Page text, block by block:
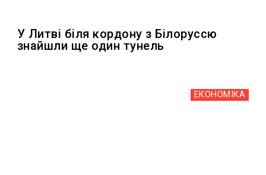
У Литві біля кордону з Білоруссю
знайшли ще один тунель
ЕКОНОМІКА